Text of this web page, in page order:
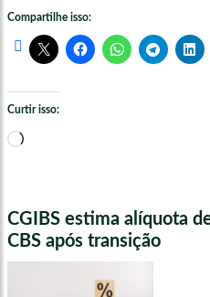
Compartilhe isso:
Curtir isso:
Carregando...
CGIBS estima alíquota
CBS após transição